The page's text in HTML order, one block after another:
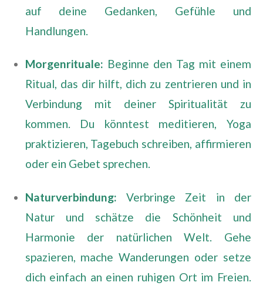
auf deine Gedanken, Gefühle und
Handlungen.
Morgenrituale: Beginne den Tag mit einem
Ritual, das dir hilft, dich zu zentrieren und in
Verbindung mit deiner Spiritualität zu
kommen. Du könntest meditieren, Yoga
praktizieren, Tagebuch schreiben, affirmieren
oder ein Gebet sprechen.
Naturverbindung: Verbringe Zeit in der
Natur und schätze die Schönheit und
Harmonie der natürlichen Welt. Gehe
spazieren, mache Wanderungen oder setze
dich einfach an einen ruhigen Ort im Freien.